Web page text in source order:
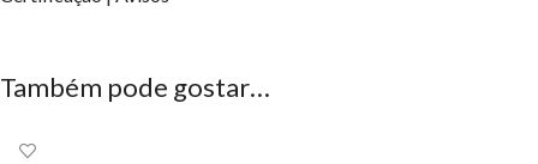
Também pode gostar…